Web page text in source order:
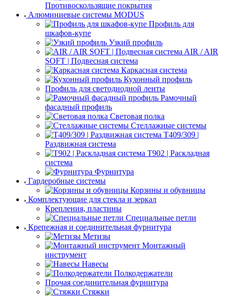
Противоскользящие покрытия
Алюминиевые системы MODUS
Профиль для
шкафов-купе
Узкий профиль
AIR / AIR
SOFT | Подвесная система
Каркасная система
Кухонный профиль
Профиль для светодиодной ленты
Рамочный
фасадный профиль
Световая полка
Стеллажные системы
Т409/309 |
Раздвижная система
Т902 | Раскладная
система
Фурнитура
Гардеробные системы
Корзины и обувницы
Комплектующие для стекла и зеркал
Крепления, пластины
Специальные петли
Крепежная и соединительная фурнитура
Метизы
Монтажный
инструмент
Навесы
Полкодержатели
Прочая соединительная фурнитура
Стяжки